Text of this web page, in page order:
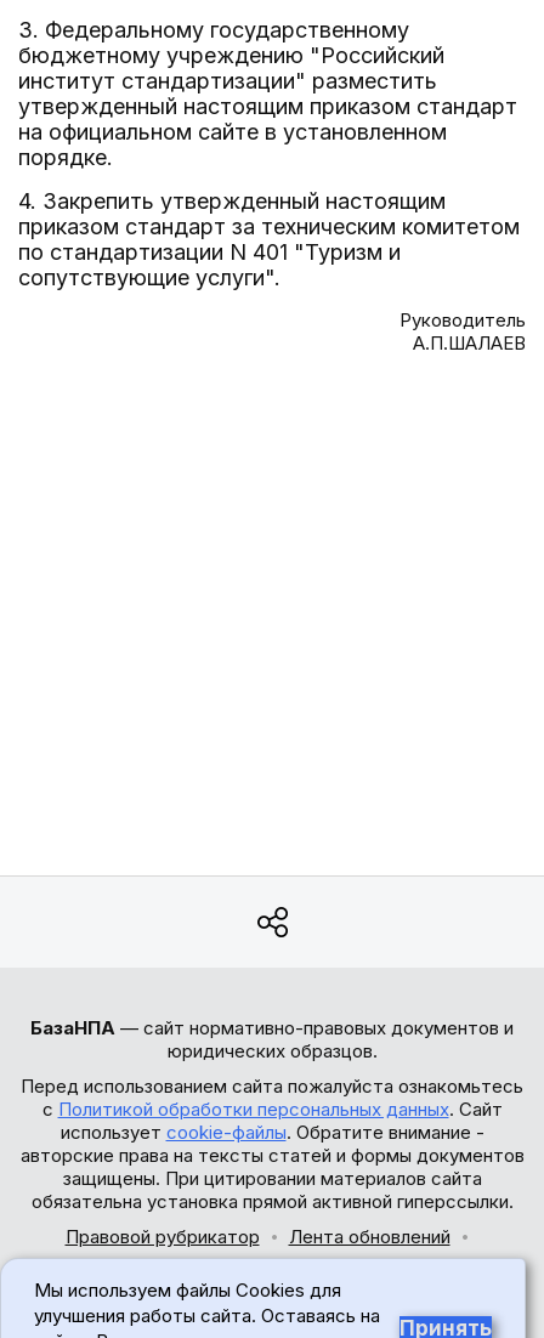
3. Федеральному государственному
бюджетному учреждению "Российский
институт стандартизации" разместить
утвержденный настоящим приказом стандарт
на официальном сайте в установленном
порядке.
4. Закрепить утвержденный настоящим
приказом стандарт за техническим комитетом
по стандартизации N 401 "Туризм и
сопутствующие услуги".
Руководитель
А.П.ШАЛАЕВ
БазаНПА — сайт нормативно-правовых документов и
юридических образцов.
Перед использованием сайта пожалуйста ознакомьтесь
с Политикой обработки персональных данных. Сайт
использует cookie-файлы. Обратите внимание -
авторские права на тексты статей и формы документов
защищены. При цитировании материалов сайта
обязательна установка прямой активной гиперссылки.
Правовой рубрикатор
Лента обновлений
© 2017-2026
Мы используем файлы Cookies для
улучшения работы сайта. Оставаясь на
Принять